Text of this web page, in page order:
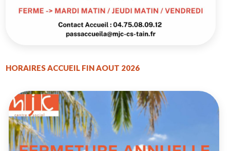
HORAIRES ACCUEIL FIN AOUT 2026